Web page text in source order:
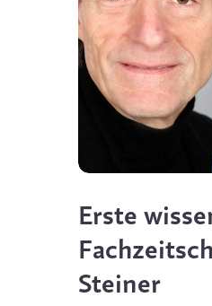
Erste
Steiner